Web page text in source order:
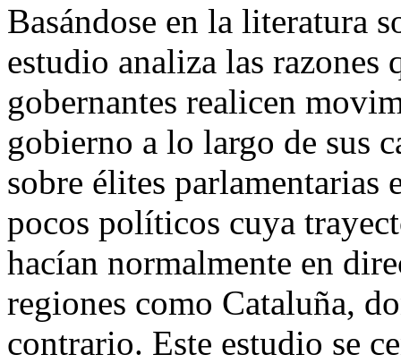
Basándose en la literatura
estudio analiza las razones
gobernantes realicen
gobierno a lo largo de sus
sobre élites parlamentarias
pocos políticos cuya
hacían normalmente en
regiones como Cataluña,
contrario. Este estudio se